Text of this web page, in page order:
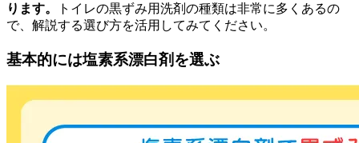
ります。
トイレの黒ずみ用洗剤の種類は非常に多くあるの
で、解説する選び方を活用してみてください。
基本的には塩素系漂白剤を選ぶ